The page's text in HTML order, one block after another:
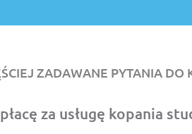
ZADAWANE PYTANIA DO
za usługę kopania